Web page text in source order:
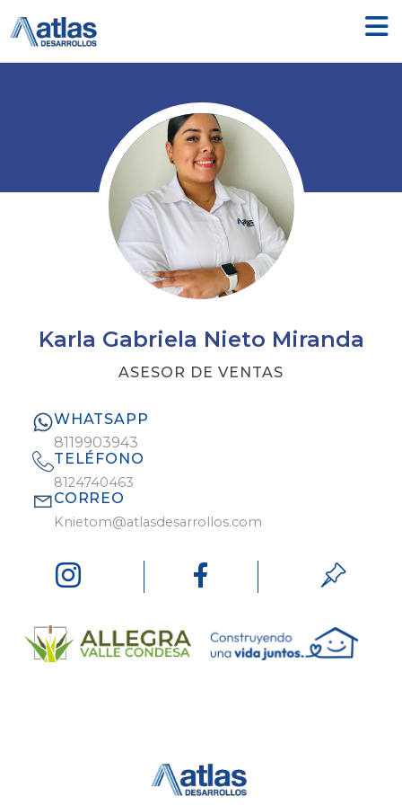
contenido
Karla Gabriela Nieto Miranda
ASESOR DE VENTAS
WHATSAPP
8119903943
TELÉFONO
8124740463
CORREO
Knietom@atlasdesarrollos.com